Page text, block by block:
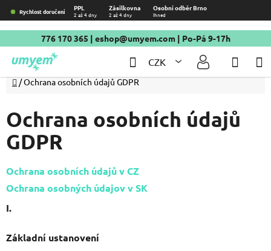
Přejít
na
obsah
Rychlost doručení PPL Zásilkovna Osobní odběr Brno
2 až 4 dny 2 až 4 dny Ihned
776 170 365 | eshop@umyem.com| Po-Pá 9-17h
CZK
Hledat
Domů
/Ochrana osobních údajů GDPR
Ochrana osobních údajů
GDPR
Ochrana osobních údajů v CZ
Ochrana osobných údajov v SK
I.
Základní ustanovení